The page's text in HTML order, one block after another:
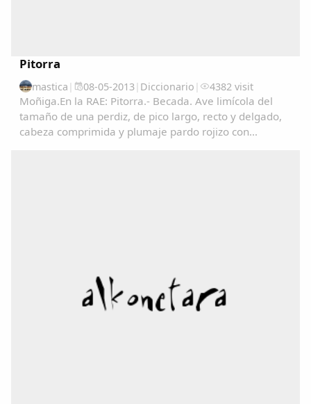
Pitorra
mastica | 08-05-2013| Diccionario | 4382 visit
Moñiga.En la RAE: Pitorra.- Becada. Ave limícola del
tamaño de una perdiz, de pico largo, recto y delgado,
cabeza comprimida y plumaje pardo rojizo con